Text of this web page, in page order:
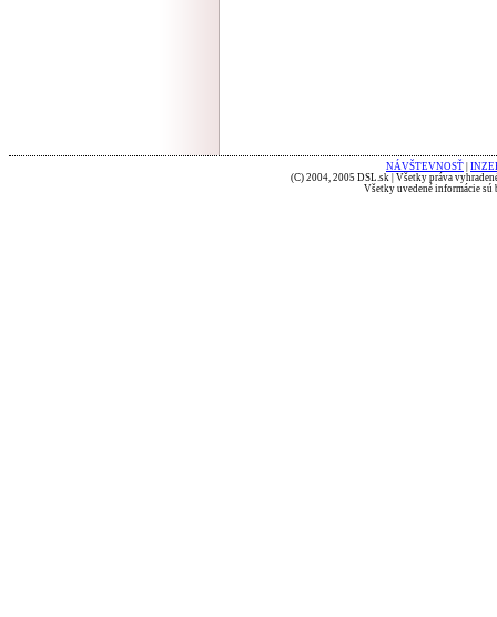
NÁVŠTEVNOSŤ
(C) 2004, 2005 DSL.sk | Všetky práva
Všetky uvedené informácie sú